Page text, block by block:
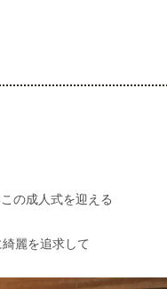
の成人式を迎える
麗を追求して